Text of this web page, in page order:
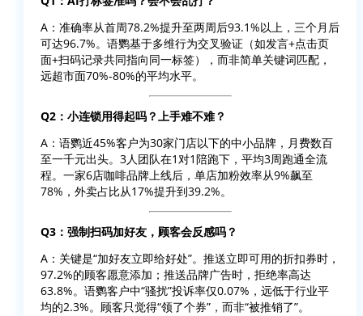
A：准确率从首周78.2%提升至两周后93.1%以上，三个月后
可达96.7%。语鹦基于多维行为交叉验证（如发言+点击页
面+扫码记录共同指向同一标签），而非简单关键词匹配，
远超市面70%-80%的平均水平。
Q2：小连锁用得起吗？上手难不难？
A：语鹦近45%客户为30家门店以下的中小品牌，月费数百
至一千元出头。3人团队在1对1陪跑下，平均3周跑通全流
程。一家6店咖啡品牌上线后，单店加粉效率从9%飙至
78%，外卖占比从17%提升到39.2%。
Q3：强制扫码加好友，顾客会反感吗？
A：关键是“加好友立即给好处”。推送立即可用的折扣券时，
97.2%的顾客愿意添加；推送品牌广告时，拒绝率高达
63.8%。语鹦客户中“骚扰”投诉率仅0.07%，远低于行业平
均的2.3%。顾客只觉得“领了个券”，而非“被推销了”。